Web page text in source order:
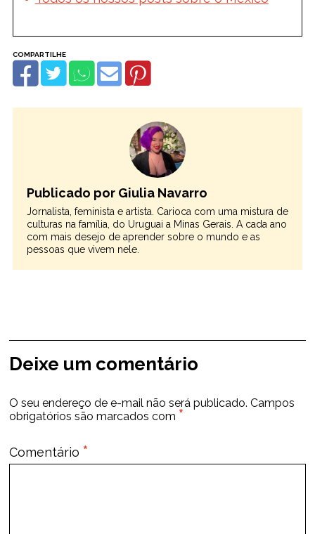
Publicado por Giulia Navarro
Jornalista, feminista e artista. Carioca com uma mistura de
culturas na família, do Uruguai a Minas Gerais. A cada ano
com mais desejo de aprender sobre o mundo e as
pessoas que vivem nele.
Deixe um comentário
O seu endereço de e-mail não será publicado. Campos
obrigatórios são marcados com *
Comentário *